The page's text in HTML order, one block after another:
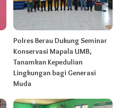
Polres Berau Dukung Seminar
Konservasi Mapala UMB,
Tanamkan Kepedulian
Lingkungan bagi Generasi
Muda